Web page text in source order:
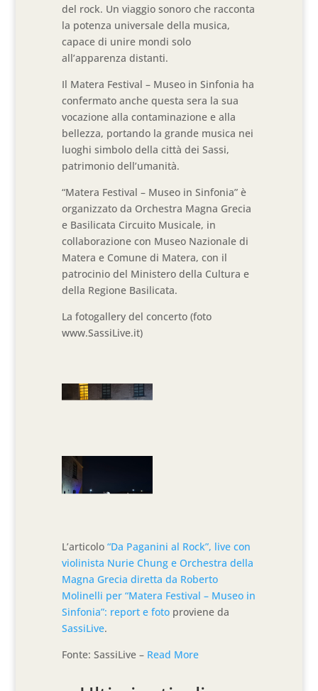
del rock. Un viaggio sonoro che racconta
la potenza universale della musica,
capace di unire mondi solo
all’apparenza distanti.
Il Matera Festival – Museo in Sinfonia ha
confermato anche questa sera la sua
vocazione alla contaminazione e alla
bellezza, portando la grande musica nei
luoghi simbolo della città dei Sassi,
patrimonio dell’umanità.
“Matera Festival – Museo in Sinfonia” è
organizzato da Orchestra Magna Grecia
e Basilicata Circuito Musicale, in
collaborazione con Museo Nazionale di
Matera e Comune di Matera, con il
patrocinio del Ministero della Cultura e
della Regione Basilicata.
La fotogallery del concerto (foto
www.SassiLive.it)
L’articolo“Da Paganini al Rock”, live con
violinista Nurie Chung e Orchestra della
Magna Grecia diretta da Roberto
Molinelli per “Matera Festival – Museo in
Sinfonia”: report e foto proviene da
SassiLive.
Fonte: SassiLive – Read More